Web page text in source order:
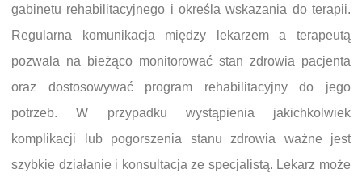
gabinetu rehabilitacyjnego i określa wskazania do terapii.
Regularna komunikacja między lekarzem a terapeutą
pozwala na bieżąco monitorować stan zdrowia pacjenta
oraz dostosowywać program rehabilitacyjny do jego
potrzeb. W przypadku wystąpienia jakichkolwiek
komplikacji lub pogorszenia stanu zdrowia ważne jest
szybkie działanie i konsultacja ze specjalistą. Lekarz może